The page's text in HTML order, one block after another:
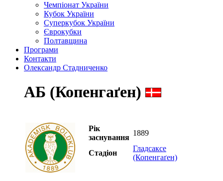
Чемпіонат України
Кубок України
Суперкубок України
Єврокубки
Полтавщина
Програми
Контакти
Олександр Стадниченко
АБ (Копенгаґен)
Рік
заснування
1889
Стадіон
Гладсаксе
(Копенгаґен)